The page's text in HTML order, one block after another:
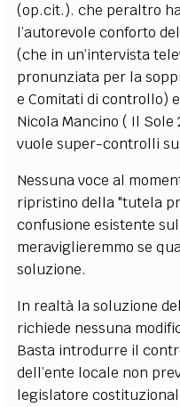
(op.cit.). che peraltro
l’autorevole conforto
(che in un’intervista
pronunziata per la
e Comitati di controllo)
Nicola Mancino ( Il Sole
vuole super-controlli
Nessuna voce al
ripristino della "tutela
confusione esistente
meraviglieremmo se
soluzione.
In realtà la soluzione
richiede nessuna
Basta introdurre il
dell’ente locale non
legislatore